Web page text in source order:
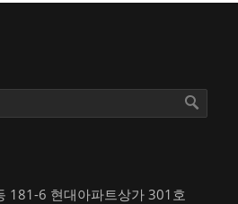
181-6 현대아파트상가 301호